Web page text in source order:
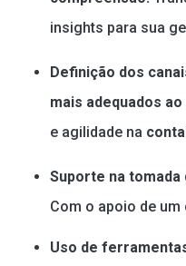
insights para sua
Definição dos
mais adequados
e agilidade na
Suporte na
Com o apoio de um
Uso de